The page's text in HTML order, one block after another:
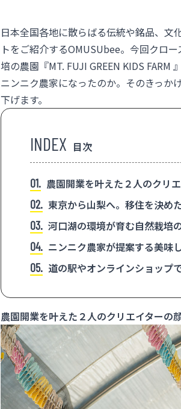
日本全国各地に散らばる伝統や銘品、文
トをご紹介するOMUSUbee。今回クロ
培の農園『MT. FUJI GREEN KIDS FARM
ニンニク農家になったのか。そのきっか
下げます。
目次
1 農園開業を叶えた２人のクリ
2 東京から山梨へ。移住を決め
3 河口湖の環境が育む自然栽培
4 ニンニク農家が提案する美味
5 道の駅やオンラインショップ
農園開業を叶えた２人のクリエイターの